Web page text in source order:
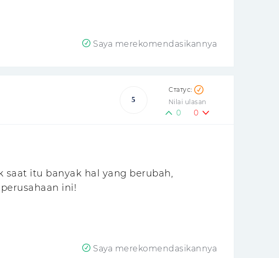
Saya merekomendasikannya
5 Nilai ulasan
0 0
itu banyak hal yang berubah,
ini!
Saya merekomendasikannya